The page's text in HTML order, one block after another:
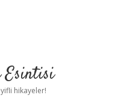
hikayeler!